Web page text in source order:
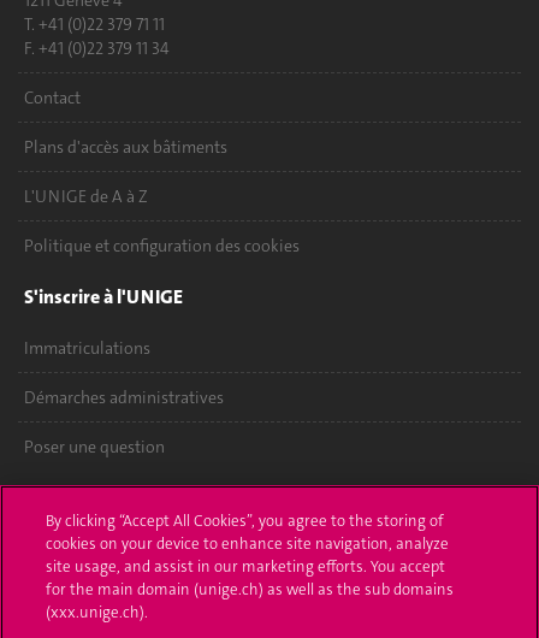
T. +41 (0)22 379 71 11
F. +41 (0)22 379 11 34
Contact
Plans d'accès aux bâtiments
L'UNIGE de A à Z
Politique et configuration des cookies
S'inscrire à l'UNIGE
Immatriculations
Démarches administratives
Poser une question
UNIGE Mobile
Médias
By clicking “Accept All Cookies”, you agree to the storing of
cookies on your device to enhance site navigation, analyze
site usage, and assist in our marketing efforts. You accept
for the main domain (unige.ch) as well as the sub domains
(xxx.unige.ch).